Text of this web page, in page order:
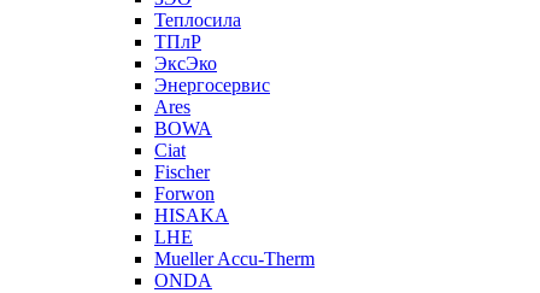
Теплосила
ТПлР
ЭксЭко
Энергосервис
Ares
BOWA
Ciat
Fischer
Forwon
HISAKA
LHE
Mueller Accu-Therm
ONDA